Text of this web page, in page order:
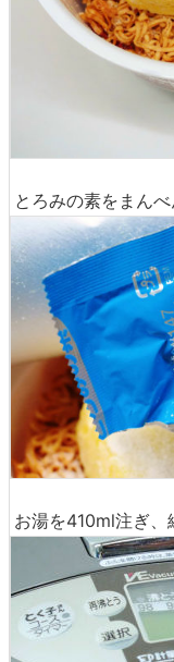
とろみの素をまん
お湯を410ml注ぎ、